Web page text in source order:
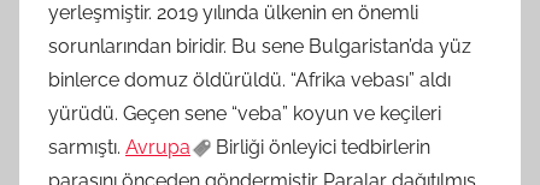
yerleşmiştir. 2019 yılında ülkenin en önemli
sorunlarından biridir. Bu sene Bulgaristan’da yüz
binlerce domuz öldürüldü. “Afrika vebası” aldı
yürüdü. Geçen sene “veba” koyun ve keçileri
sarmıştı. Avrupa
Birliği önleyici tedbirlerin